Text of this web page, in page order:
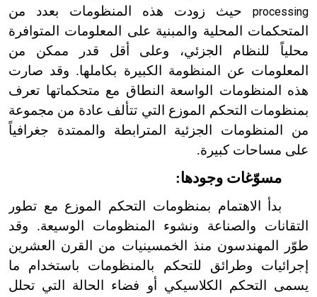
processing حيث زودت هذه المنظومات بعدد من
المتحكمات المحلية والمبنية على المعلومات المتوافرة
محلياً للنظام الجزئي، وعلى أقل قدر ممكن من
المعلومات عن المنظومة الكبيرة بكاملها. وقد صارت
هذه المنظومات الواسعة النطاق مع متحكماتها تعرف
بمنظومات التحكم الموزع التي تتألف عادة من مجموعة
من المنظومات الجزئية المترابطة والممتدة جغرافياً
على مساحات كبيرة.
مسوّغات وجودها:
بدأ الاهتمام بمنظومات التحكم الموزع مع تطور
التقانات والصناعة ونشوء المنظومات الوسيعة. وقد
طوّر المهندسون منذ الخمسينيات من القرن العشرين
إجرائيات وطرائق للتحكم بالمنظومات باستخدام ما
يسمى التحكم الكلاسيكي أو فضاء الحالة التي تحلل